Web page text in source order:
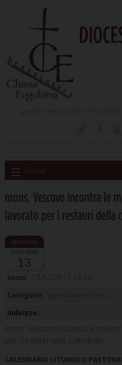
Skip
to
Home
mons. Vescovo incontra le
lavorato per i restauri della
mercoledì
13
Inizio: 13/12/2017 10:00
Categorie:
Indirizzo:
mons. Vescovo incontra le
per i restauri della cattedrale
CALENDARIO LITURGICO